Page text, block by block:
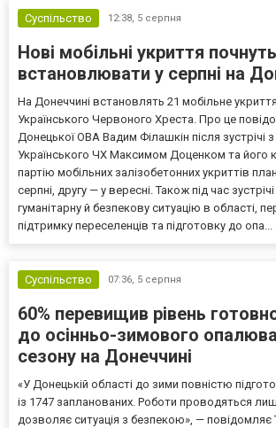
Суспільство 12:38, 5 серпня
Нові мобільні укриття почнуть
встановлювати у серпні на
На Донеччині встановлять 21 мобільне
Українського Червоного Хреста. Про це
Донецької ОВА Вадим Філашкін після зустрічі
Українського ЧХ Максимом Доценком та
партію мобільних залізобетонних укриттів
серпні, другу — у вересні. Також під час
гуманітарну й безпекову ситуацію в області,
підтримку переселенців та підготовку до опа...
Суспільство 07:36, 5 серпня
60% перевищив рівень
до осінньо-зимового
сезону на Донеччині
«У Донецькій області до зими повністю
із 1747 запланованих. Роботи проводяться
дозволяє ситуація з безпекою», — повідомляє